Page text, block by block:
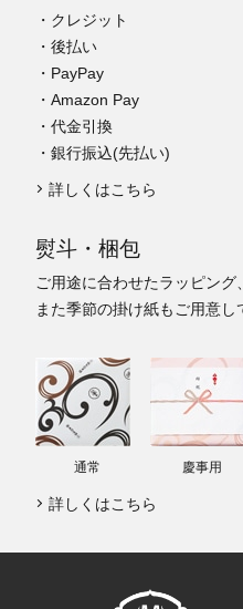
・クレジット
・後払い
・PayPay
・Amazon Pay
・代金引換
・銀行振込(先払い)
詳しくはこちら
熨斗・梱包
ご用途に合わせたラッピング
また季節の掛け紙もご用意し
通常 慶事用
詳しくはこちら